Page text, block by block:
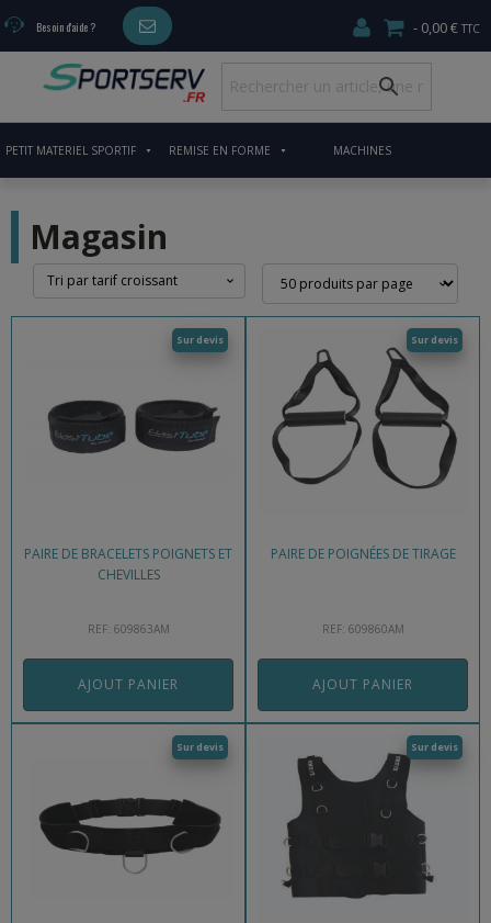
Besoin d'aide ? 0,00 €
PETIT MATERIEL SPORTIF REMISE EN FORME MACHINES
Magasin
PAIRE DE BRACELETS POIGNETS ET
CHEVILLES
REF: 609863AM
Sur devis
AJOUT PANIER
PAIRE DE POIGNÉES DE TIRAGE
REF: 609860AM
Sur devis
AJOUT PANIER
Sur devis Sur devis